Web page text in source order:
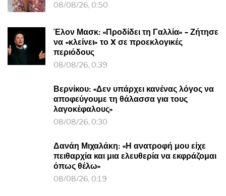
08/08/26, 0:50
Έλον Μασκ: «Προδίδει τη Γαλλία» – Ζήτησε
να «κλείνει» το X σε προεκλογικές
περιόδους
08/08/26, 0:39
Βερνίκου: «Δεν υπάρχει κανένας λόγος να
αποφεύγουμε τη θάλασσα για τους
λαγοκέφαλους»
08/08/26, 0:30
Δανάη Μιχαλάκη: «Η ανατροφή μου είχε
πειθαρχία και μια ελευθερία να εκφράζομαι
όπως θέλω»
08/08/26, 0:19